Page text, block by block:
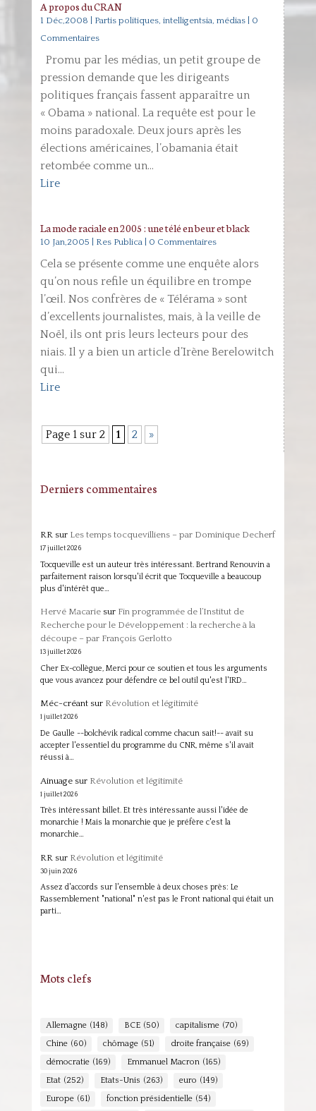
A propos du CRAN
1 Déc,2008 Partis politiques, intelligentsia, médias| 0
Commentaires
Promu par les médias, un petit groupe de
pression demande que les dirigeants
politiques français fassent apparaître un
« Obama » national. La requête est pour le
moins paradoxale. Deux jours après les
élections américaines, l’obamania était
retombée comme un...
Lire
La mode raciale en 2005 : une télé en beur et black
10 Jan,2005 Res Publica| 0 Commentaires
Cela se présente comme une enquête alors
qu’on nous refile un équilibre en trompe
l’œil. Nos confrères de « Télérama » sont
d’excellents journalistes, mais, à la veille de
Noël, ils ont pris leurs lecteurs pour des
niais. Il y a bien un article d’Irène Berelowitch
qui...
Lire
Page 1 sur 2 1 2 »
Derniers commentaires
RRsur Les temps tocquevilliens – par Dominique Decherf
17 juillet 2026
Tocqueville est un auteur très intéressant. Bertrand Renouvin a
parfaitement raison lorsqu'il écrit que Tocqueville a beaucoup
plus d'intérêt que…
Hervé Macariesur Fin programmée de l’Institut de
Recherche pour le Développement : la recherche à la
découpe – par François Gerlotto
13 juillet 2026
Cher Ex-collègue, Merci pour ce soutien et tous les arguments
que vous avancez pour défendre ce bel outil qu'est l'IRD…
Méc-créantsur Révolution et légitimité
1 juillet 2026
De Gaulle --bolchévik radical comme chacun sait!-- avait su
accepter l'essentiel du programme du CNR, même s'il avait
réussi à…
Ainuagesur Révolution et légitimité
1 juillet 2026
Très intéressant billet. Et très intéressante aussi l'idée de
monarchie ! Mais la monarchie que je préfère c'est la
monarchie…
RR sur Révolution et légitimité
30 juin 2026
Assez d'accords sur l'ensemble à deux choses près: Le
Rassemblement "national" n'est pas le Front national qui était un
parti…
Mots clefs
Allemagne (148) BCE (50) capitalisme (70)
Chine (60) chômage (51) droite française (69)
démocratie (169) Emmanuel Macron (165)
Etat (252) Etats-Unis (263) euro (149)
Europe (61) fonction présidentielle (54)